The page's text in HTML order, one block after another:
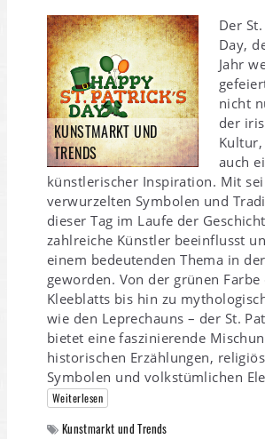
KUNSTMARKT UND
TRENDS
Der
Day,
Jahr
nicht
der
auch
künstlerischer Inspiration. Mit
verwurzelten Symbolen und
dieser Tag im Laufe der
zahlreiche Künstler beeinflusst
einem bedeutenden Thema in
geworden. Von der grünen Farbe
Kleeblatts bis hin zu
wie den Leprechauns – der St.
bietet eine faszinierende
historischen Erzählungen,
Symbolen und volkstümlichen
Weiterlesen
Kunstmarkt und Trends